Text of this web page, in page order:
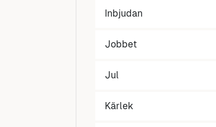
Inbjudan
Jobbet
Jul
Kärlek